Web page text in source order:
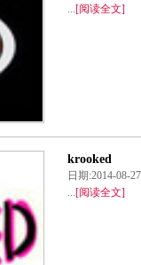
[阅读全文]
krooked
日期:2014-
...[阅读全文]